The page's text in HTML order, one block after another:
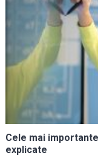
Cele mai
explicate